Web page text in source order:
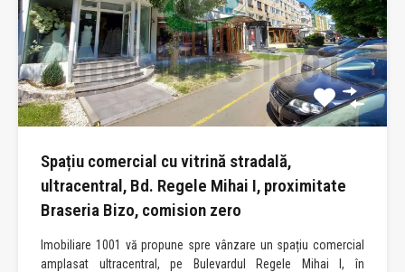
Spațiu comercial cu vitrină stradală,
ultracentral, Bd. Regele Mihai I, proximitate
Braseria Bizo, comision zero
Imobiliare 1001 vă propune spre vânzare un spațiu comercial
amplasat ultracentral, pe Bulevardul Regele Mihai I, în